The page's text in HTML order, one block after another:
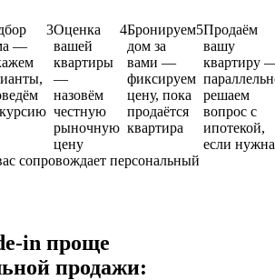
—
3Оценка
вашей
квартиры
—
назовём
честную
рыночную
цену
4Бронируем
дом за
вами —
фиксируем
цену, пока
продаётся
квартира
5Продаём
вашу
квартиру
решаем
вопрос с
ипотекой,
если нужна
сопровождает персональный
in проще
продажи: